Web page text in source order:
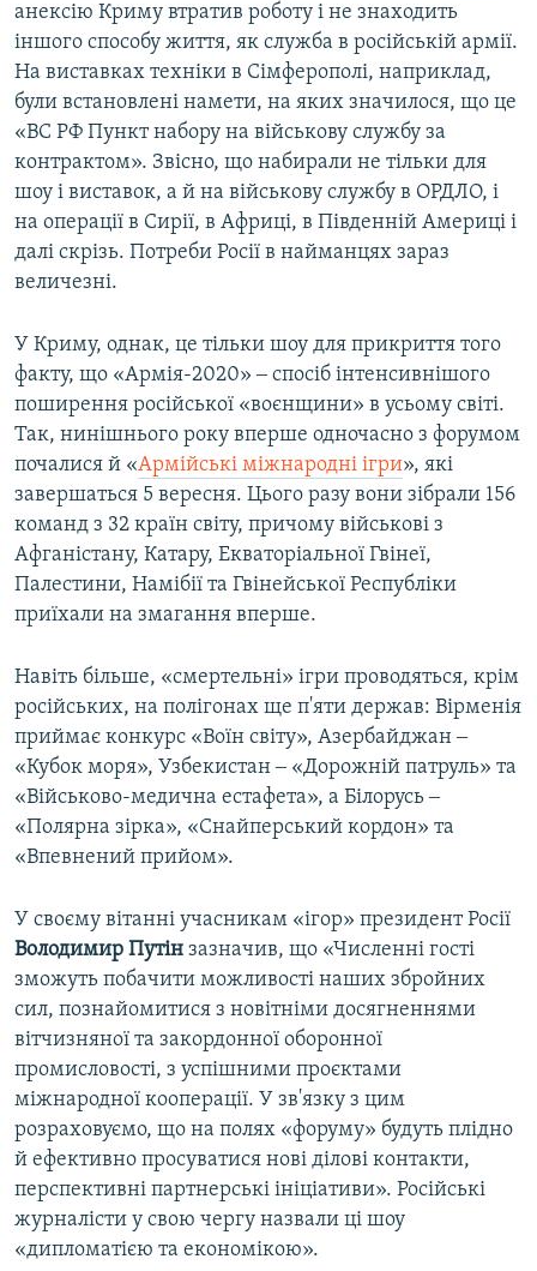
анексію Криму втратив роботу і не знаходить
іншого способу життя, як служба в російській армії.
На виставках техніки в Сімферополі, наприклад,
були встановлені намети, на яких значилося, що це
«ВС РФ Пункт набору на військову службу за
контрактом». Звісно, що набирали не тільки для
шоу і виставок, а й на військову службу в ОРДЛО, і
на операції в Сирії, в Африці, в Південній Америці і
далі скрізь. Потреби Росії в найманцях зараз
величезні.
У Криму, однак, це тільки шоу для прикриття того
факту, що «Армія-2020» ‒ спосіб інтенсивнішого
поширення російської «воєнщини» в усьому світі.
Так, нинішнього року вперше одночасно з форумом
почалися й «Армійські міжнародні ігри», які
завершаться 5 вересня. Цього разу вони зібрали 156
команд з 32 країн світу, причому військові з
Афганістану, Катару, Екваторіальної Гвінеї,
Палестини, Намібії та Гвінейської Республіки
приїхали на змагання вперше.
Навіть більше, «смертельні» ігри проводяться, крім
російських, на полігонах ще п'яти держав: Вірменія
приймає конкурс «Воїн світу», Азербайджан ‒
«Кубок моря», Узбекистан ‒ «Дорожній патруль» та
«Військово-медична естафета», а Білорусь ‒
«Полярна зірка», «Снайперський кордон» та
«Впевнений прийом».
У своєму вітанні учасникам «ігор» президент Росії
Володимир Путін зазначив, що «Численні гості
зможуть побачити можливості наших збройних
сил, познайомитися з новітніми досягненнями
вітчизняної та закордонної оборонної
промисловості, з успішними проєктами
міжнародної кооперації. У зв'язку з цим
розраховуємо, що на полях «форуму» будуть плідно
й ефективно просуватися нові ділові контакти,
перспективні партнерські ініціативи». Російські
журналісти у свою чергу назвали ці шоу
«дипломатією та економікою».